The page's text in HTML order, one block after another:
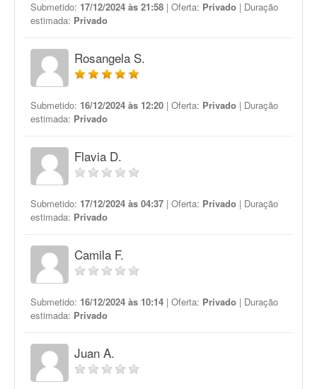
Submetido: 17/12/2024 às 21:58 | Oferta: Privado | Duração
estimada: Privado
Rosangela S.
Submetido: 16/12/2024 às 12:20 | Oferta: Privado | Duração
estimada: Privado
Flavia D.
Submetido: 17/12/2024 às 04:37 | Oferta: Privado | Duração
estimada: Privado
Camila F.
Submetido: 16/12/2024 às 10:14 | Oferta: Privado | Duração
estimada: Privado
Juan A.